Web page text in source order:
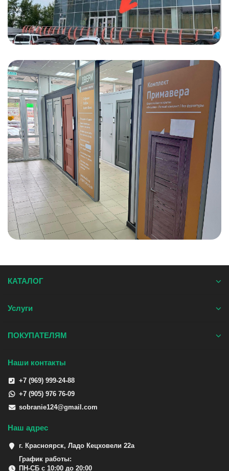
КАТАЛОГ
Услуги
ПОКУПАТЕЛЯМ
Наши контакты
+7 (969) 999-24-88
+7 (905) 976 76-09
sobranie124@gmail.com
Наш адрес
г. Красноярск, Ладо Кецховели 22а
График работы:
ПН-СБ с 10:00 до 20:00